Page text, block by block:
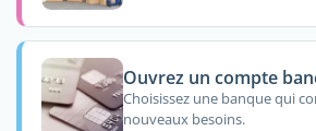
Ouvrez un compte
Choisissez une banque qui
nouveaux besoins.